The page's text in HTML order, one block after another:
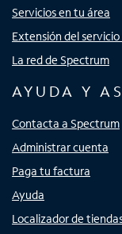
Servicios en tu área
Extensión del
La red de Spectrum
AYUDA Y
Contacta a Spectrum
Administrar cuenta
Paga tu factura
Ayuda
Localizador de